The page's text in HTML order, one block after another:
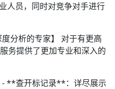
人员，同时对竞争对手进行
分析的专家】 对于有更高
务提供了更加专业和深入的
- **查开标记录**：详尽展示